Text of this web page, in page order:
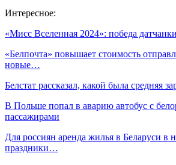
Интересное:
«Мисс Вселенная 2024»: победа
«Белпочта» повышает стоимость
новые…
Белстат рассказал, какой была средняя
В Польше попал в аварию автобус с
пассажирами
Для россиян аренда жилья в Беларуси в
праздники…